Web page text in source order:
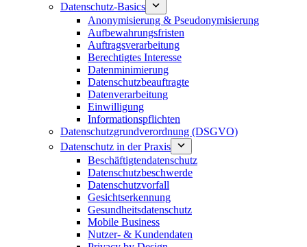
Datenschutz-Basics
Anonymisierung & Pseudonymisierung
Aufbewahrungsfristen
Auftragsverarbeitung
Berechtigtes Interesse
Datenminimierung
Datenschutzbeauftragte
Datenverarbeitung
Einwilligung
Informationspflichten
Datenschutzgrundverordnung (DSGVO)
Datenschutz in der Praxis
Beschäftigtendatenschutz
Datenschutzbeschwerde
Datenschutzvorfall
Gesichtserkennung
Gesundheitsdatenschutz
Mobile Business
Nutzer- & Kundendaten